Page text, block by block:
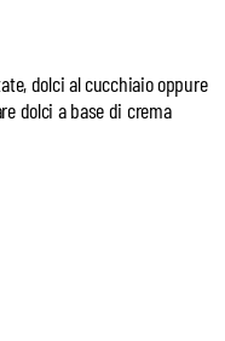
dolci al cucchiaio oppure
dolci a base di crema